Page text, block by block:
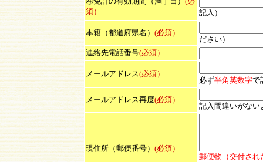
須）
記入）
本籍（都道府県名） (必須）
ださい）
連絡先電話番号(必須）
メールアドレス(必須）
必ず半角英数字で
メールアドレス再度(必須）
記入間違いがない
現住所（郵便番号） (必須）
郵便物（交付され